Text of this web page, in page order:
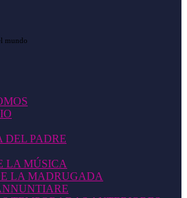
mundo
DEL PADRE
LA MÚSICA
LA MADRUGADA